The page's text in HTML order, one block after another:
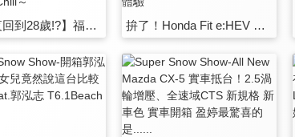
【平安夜回到28歲!?】福斯 Polo 230TSI 配備跳級：試駕Tech與Style版！不只是都會小車 市區山路都很Chill～ 拚了！Honda Fit e:HEV 比機車還省油？竟有人跑出33.8 km/L油耗！自帶發電機的油電車 賽道體驗